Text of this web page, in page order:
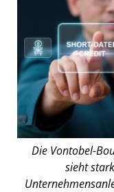
Die Vontobel-
sieht